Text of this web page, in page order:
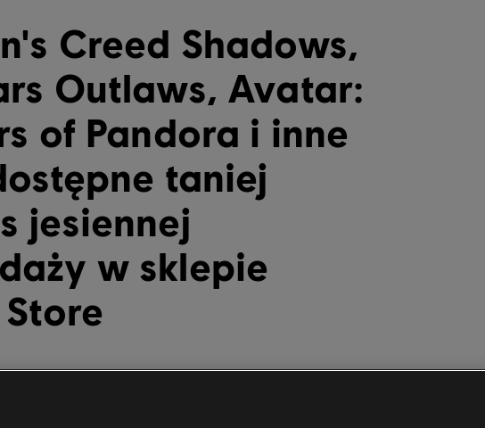
Creed Shadows,
Outlaws, Avatar:
of Pandora i inne
taniej
jesiennej
w sklepie